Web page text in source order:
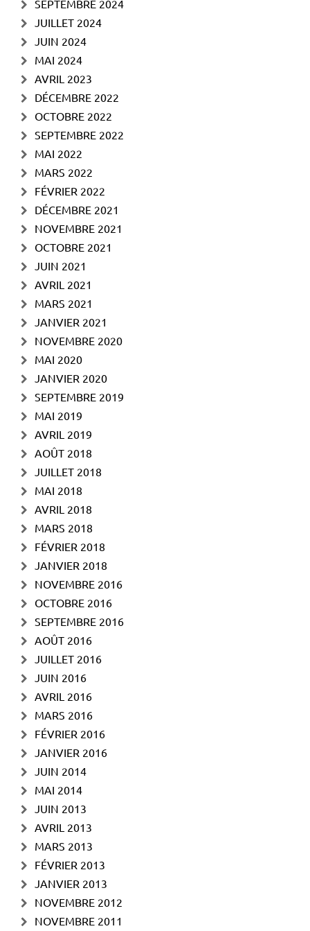
SEPTEMBRE 2024
JUILLET 2024
JUIN 2024
MAI 2024
AVRIL 2023
DÉCEMBRE 2022
OCTOBRE 2022
SEPTEMBRE 2022
MAI 2022
MARS 2022
FÉVRIER 2022
DÉCEMBRE 2021
NOVEMBRE 2021
OCTOBRE 2021
JUIN 2021
AVRIL 2021
MARS 2021
JANVIER 2021
NOVEMBRE 2020
MAI 2020
JANVIER 2020
SEPTEMBRE 2019
MAI 2019
AVRIL 2019
AOÛT 2018
JUILLET 2018
MAI 2018
AVRIL 2018
MARS 2018
FÉVRIER 2018
JANVIER 2018
NOVEMBRE 2016
OCTOBRE 2016
SEPTEMBRE 2016
AOÛT 2016
JUILLET 2016
JUIN 2016
AVRIL 2016
MARS 2016
FÉVRIER 2016
JANVIER 2016
JUIN 2014
MAI 2014
JUIN 2013
AVRIL 2013
MARS 2013
FÉVRIER 2013
JANVIER 2013
NOVEMBRE 2012
NOVEMBRE 2011